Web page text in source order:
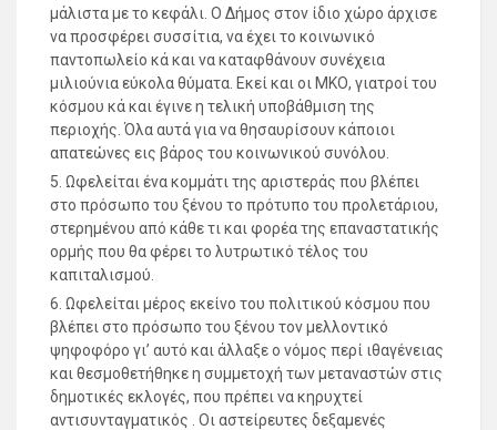
μάλιστα με το κεφάλι. Ο Δήμος στον ίδιο χώρο άρχισε
να προσφέρει συσσίτια, να έχει το κοινωνικό
παντοπωλείο κά και να καταφθάνουν συνέχεια
μιλιούνια εύκολα θύματα. Εκεί και οι ΜΚΟ, γιατροί του
κόσμου κά και έγινε η τελική υποβάθμιση της
περιοχής. Όλα αυτά για να θησαυρίσουν κάποιοι
απατεώνες εις βάρος του κοινωνικού συνόλου.
5. Ωφελείται ένα κομμάτι της αριστεράς που βλέπει
στο πρόσωπο του ξένου το πρότυπο του προλετάριου,
στερημένου από κάθε τι και φορέα της επαναστατικής
ορμής που θα φέρει το λυτρωτικό τέλος του
καπιταλισμού.
6. Ωφελείται μέρος εκείνο του πολιτικού κόσμου που
βλέπει στο πρόσωπο του ξένου τον μελλοντικό
ψηφοφόρο γι’ αυτό και άλλαξε ο νόμος περί ιθαγένειας
και θεσμοθετήθηκε η συμμετοχή των μεταναστών στις
δημοτικές εκλογές, που πρέπει να κηρυχτεί
αντισυνταγματικός . Οι αστείρευτες δεξαμενές